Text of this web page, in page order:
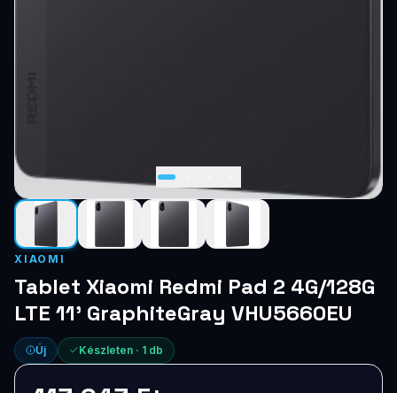
XIAOMI
Tablet Xiaomi Redmi Pad 2 4G/128G
LTE 11' GraphiteGray VHU5660EU
Új Készleten · 1 db